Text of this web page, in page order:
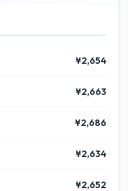
¥2,654
¥2,663
¥2,686
¥2,634
¥2,652